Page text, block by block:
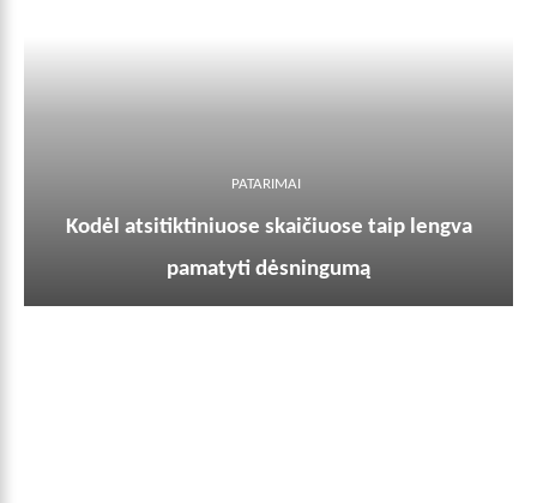
PATARIMAI
Kodėl atsitiktiniuose skaičiuose taip lengva
pamatyti dėsningumą